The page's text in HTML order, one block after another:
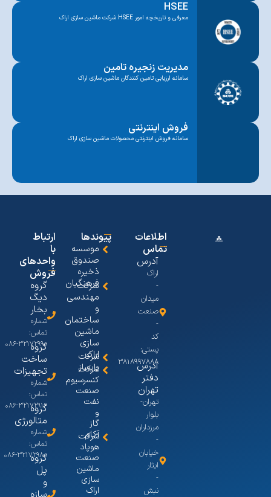
HSEE
معرفی و تاریخچه امور HSEE شرکت ماشین سازی اراک
مدیریت زنجیره تامین
سامانه ارزیابی تامین کنندگان ماشین سازی اراک
فروش اینترنتی
سامانه فروش اینترنتی محصولات ماشین سازی اراک
اطلاعات
تماس
آدرس
اراک
-
میدان
صنعت
-
کد
پستی:
۳۸۱۸۹۹۷۸۸۸
آدرس
دفتر
تهران
تهران-
بلوار
مرزداران
-
خیابان
ایثار
-
نبش
پیوندها
موسسه
صندوق
ذخیره
فرهنگیان
شرکت
مهندسی
و
ساختمان
ماشین
سازی
اراک
شرکت
پایساز
شرکت
کنسرسیوم
صنعت
نفت
و
گاز
آکام
شرکت
هوپاد
صنعت
ماشین
سازی
اراک
ارتباط
با
واحدهای
فروش
گروه
دیگ
بخار
شماره
تماس:
۳۲۱۷۲۹۹۰-۰۸۶
گروه
ساخت
تجهیزات
شماره
تماس:
۳۲۱۷۲۹۱۶-۰۸۶
گروه
متالورژی
شماره
تماس:
۳۲۱۷۲۹۸۰-۰۸۶
گروه
پل
و